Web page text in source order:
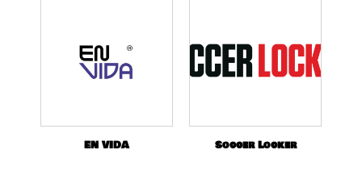
EN VIDA Soccer Locker